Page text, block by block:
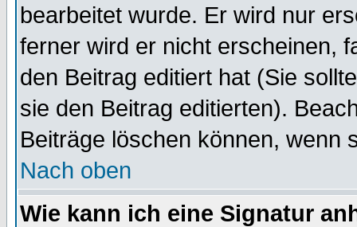
bearbeitet wurde. Er wird nur
ferner wird er nicht erscheinen,
den Beitrag editiert hat (Sie
sie den Beitrag editierten).
Beiträge löschen können, wenn
Nach oben
Wie kann ich eine Signatur